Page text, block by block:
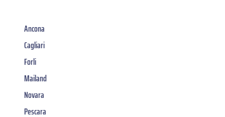
Ancona
Cagliari
Forli
Mailand
Novara
Pescara